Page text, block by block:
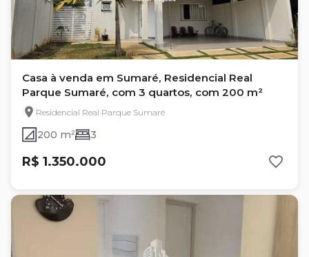
Casa à venda em Sumaré, Residencial Real
Parque Sumaré, com 3 quartos, com 200 m²
Residencial Real Parque Sumaré
200 m² 3
R$ 1.350.000